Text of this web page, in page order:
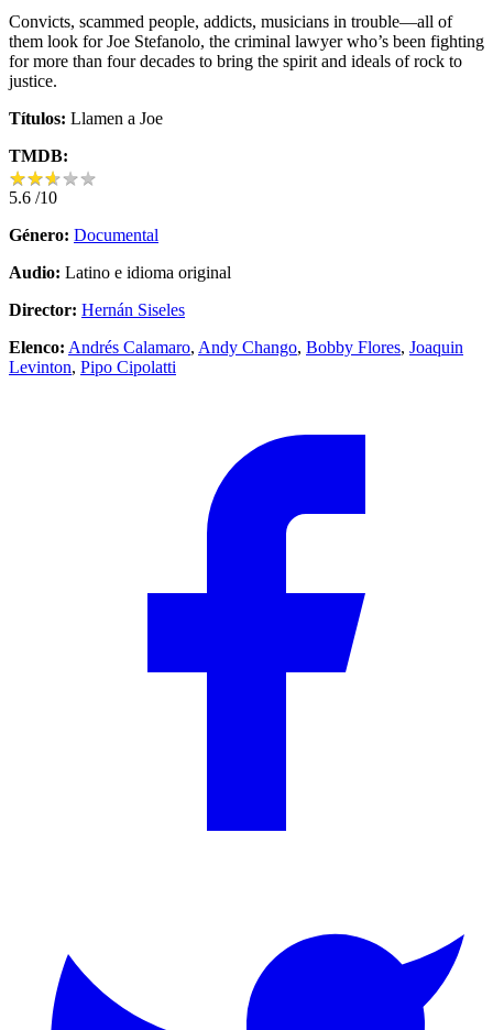
Convicts, scammed people, addicts, musicians in trouble—all of
them look for Joe Stefanolo, the criminal lawyer who’s been fighting
for more than four decades to bring the spirit and ideals of rock to
justice.
Títulos: Llamen a Joe
TMDB:
★★★★★
★★★★★
5.6 /10
Género: Documental
Audio: Latino e idioma original
Director: Hernán Siseles
Elenco: Andrés Calamaro, Andy Chango, Bobby Flores, Joaquin
Levinton, Pipo Cipolatti